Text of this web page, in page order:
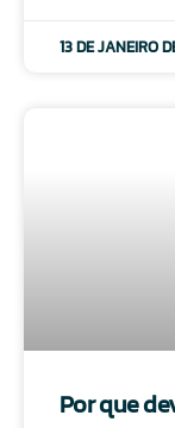
13 DE JANEIRO
Por que